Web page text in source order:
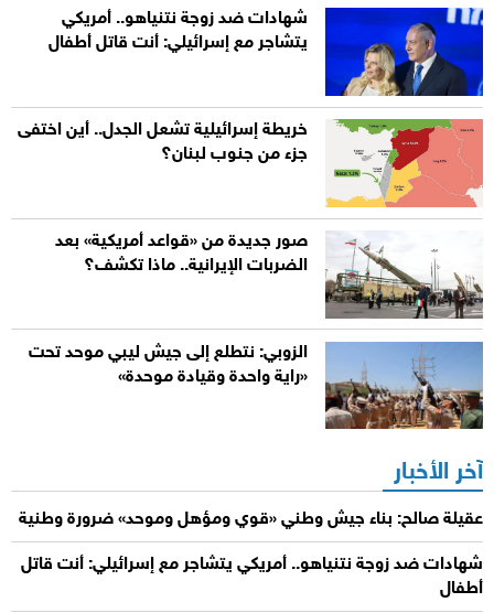
شهادات ضد زوجة نتنياهو.. أمريكي
يتشاجر مع إسرائيلي: أنت قاتل أطفال
خريطة إسرائيلية تشعل الجدل.. أين اختفى
جزء من جنوب لبنان؟
صور جديدة من «قواعد أمريكية» بعد
الضربات الإيرانية.. ماذا تكشف؟
الزوبي: نتطلع إلى جيش ليبي موحد تحت
«راية واحدة وقيادة موحدة»
آخر الأخبار
عقيلة صالح: بناء جيش وطني «قوي ومؤهل وموحد» ضرورة وطنية
شهادات ضد زوجة نتنياهو.. أمريكي يتشاجر مع إسرائيلي: أنت قاتل
أطفال